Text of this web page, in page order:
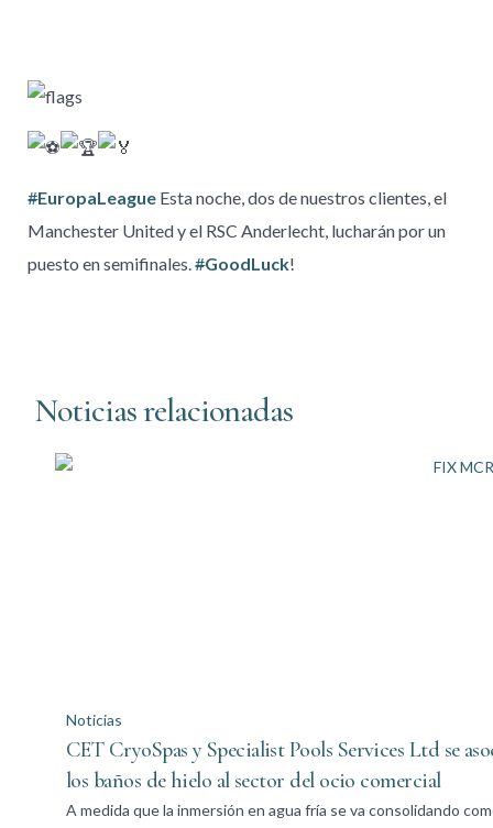
#EuropaLeague Esta noche, dos de nuestros clientes, el
Manchester United y el RSC Anderlecht, lucharán por un
puesto en semifinales.#GoodLuck!
Noticias relacionadas
Noticias
CET CryoSpas y Specialist Pools Services Ltd se
los baños de hielo al sector del ocio comercial
A medida que la inmersión en agua fría se va consolidando